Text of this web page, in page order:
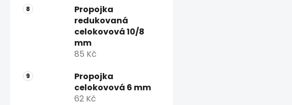
Propojka
redukovaná
celokovová 10/8
mm
85 Kč
Propojka
celokovová 6 mm
62 Kč